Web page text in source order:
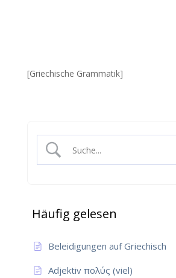
[Griechische Grammatik]
Häufig gelesen
Beleidigungen auf Griechisch
Adjektiv πολύς (viel)